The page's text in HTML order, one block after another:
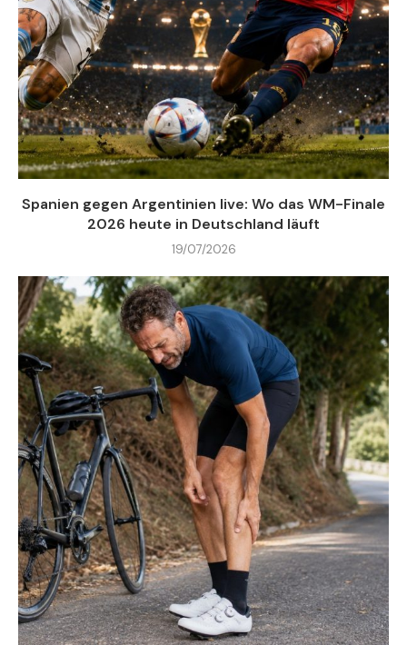
Spanien gegen Argentinien live: Wo das WM-Finale
2026 heute in Deutschland läuft
19/07/2026